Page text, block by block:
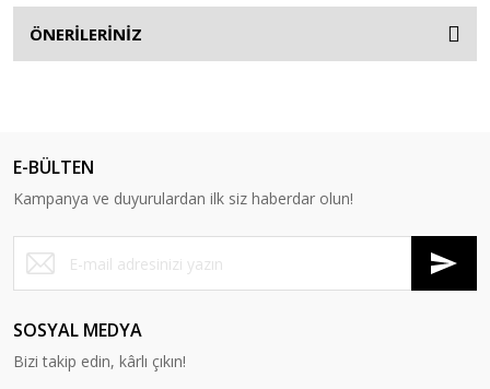
ÖNERİLERİNİZ
E-BÜLTEN
Kampanya ve duyurulardan ilk siz haberdar olun!
SOSYAL MEDYA
Bizi takip edin, kârlı çıkın!